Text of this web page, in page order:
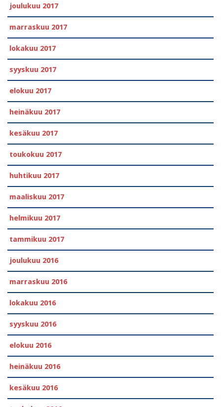
joulukuu 2017
marraskuu 2017
lokakuu 2017
syyskuu 2017
elokuu 2017
heinäkuu 2017
kesäkuu 2017
toukokuu 2017
huhtikuu 2017
maaliskuu 2017
helmikuu 2017
tammikuu 2017
joulukuu 2016
marraskuu 2016
lokakuu 2016
syyskuu 2016
elokuu 2016
heinäkuu 2016
kesäkuu 2016